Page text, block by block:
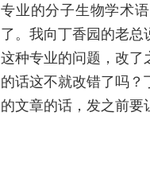
专业的分子生物学术
了。我向丁香园的老
这种专业的问题，改了
的话这不就改错了吗
的文章的话，发之前要